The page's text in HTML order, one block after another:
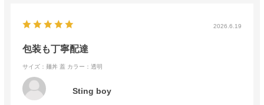
2026.6.19
包装も丁寧配達
サイズ：麺丼 蓋 カラー：透明
Sting boy